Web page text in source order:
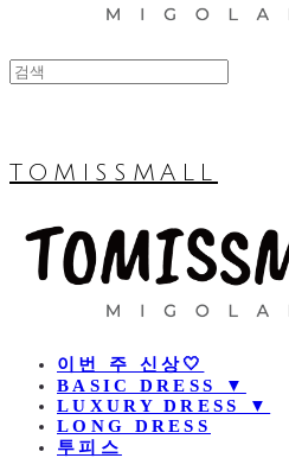
TOMISSMALL
이번 주 신상🤍
BASIC DRESS ▼
LUXURY DRESS ▼
LONG DRESS
투피스